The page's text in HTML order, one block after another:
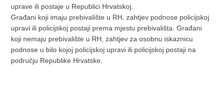
uprave ili postaje u Republici Hrvatskoj.
Građani koji imaju prebivalište u RH, zahtjev podnose policijskoj
upravi ili policijskoj postaji prema mjestu prebivališta. Građani
koji nemaju prebivalište u RH, zahtjev za osobnu iskaznicu
podnose u bilo kojoj policijskoj upravi ili policijskoj postaji na
području Republike Hrvatske.